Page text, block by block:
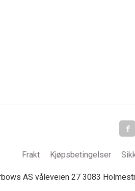
Frakt Kjøpsbetingelser
AS våleveien 27 3083